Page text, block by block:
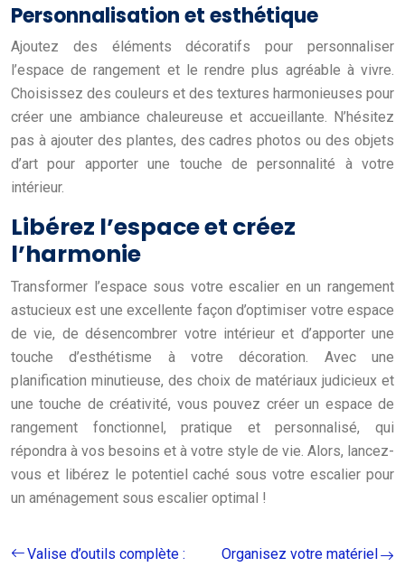
Personnalisation et esthétique
Ajoutez des éléments décoratifs pour personnaliser
l’espace de rangement et le rendre plus agréable à vivre.
Choisissez des couleurs et des textures harmonieuses pour
créer une ambiance chaleureuse et accueillante. N’hésitez
pas à ajouter des plantes, des cadres photos ou des objets
d’art pour apporter une touche de personnalité à votre
intérieur.
Libérez l’espace et créez
l’harmonie
Transformer l’espace sous votre escalier en un rangement
astucieux est une excellente façon d’optimiser votre espace
de vie, de désencombrer votre intérieur et d’apporter une
touche d’esthétisme à votre décoration. Avec une
planification minutieuse, des choix de matériaux judicieux et
une touche de créativité, vous pouvez créer un espace de
rangement fonctionnel, pratique et personnalisé, qui
répondra à vos besoins et à votre style de vie. Alors, lancez-
vous et libérez le potentiel caché sous votre escalier pour
un aménagement sous escalier optimal !
Valise d’outils complète :
Organisez votre matériel